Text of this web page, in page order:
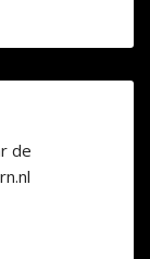
de